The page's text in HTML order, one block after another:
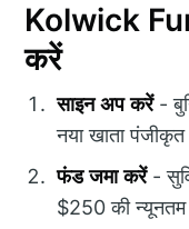
Kolwick
करें
साइन अप करें-
नया खाता
फंड जमा करें-
$250 की न्यूनतम